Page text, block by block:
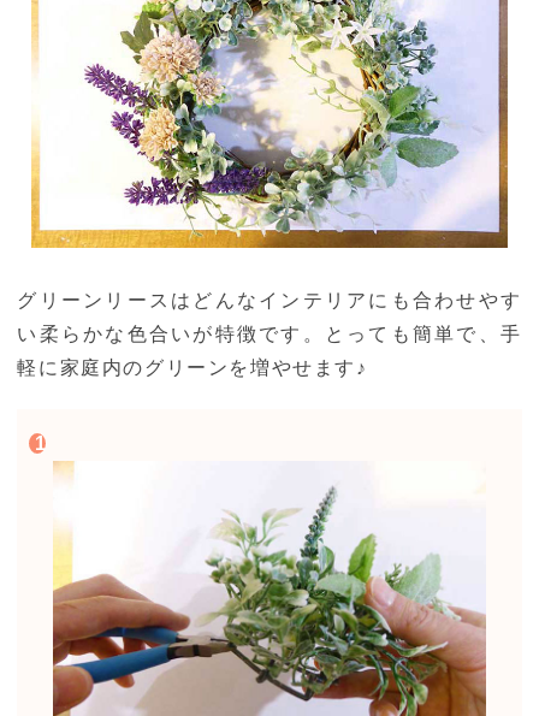
グリーンリースはどんなインテリアにも合わせやす
い柔らかな色合いが特徴です。とっても簡単で、手
軽に家庭内のグリーンを増やせます♪